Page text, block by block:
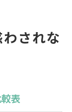
されな
表